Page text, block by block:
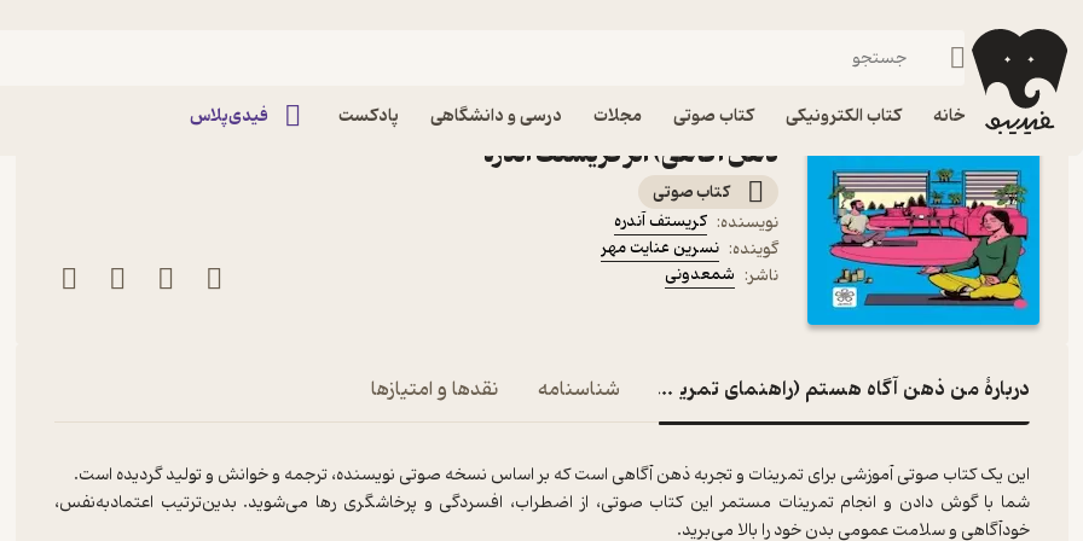
خانه کتاب الکترونیکی کتاب صوتی مجلات درسی و دانشگاهی پادکست فیدی‌پلاس
فیدیبو کتاب صوتی
کتاب صوتی من ذهن آگاه هستم (راهنمای تمرینات
ذهن آگاهی) اثر کریستف آندره
کتاب صوتی
نویسنده: کریستف آندره
گوینده: نسرین عنایت مهر
ناشر: شمعدونی
دربارۀ من ذهن آگاه هستم (راهنمای تمرینات ذهن آگاهی)
شناسنامه نقدها و امتیازها
شما با گوش دادن و انجام تمرینات مستمر این کتاب صوتی، از اضطراب، افسردگی و پرخاشگری رها می‌شوید. بدین‌ترتیب اعتماد‌به‌نفس،